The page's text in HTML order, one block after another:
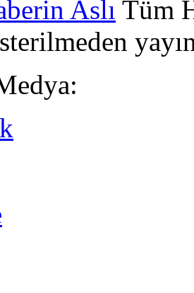
Aslı Tüm